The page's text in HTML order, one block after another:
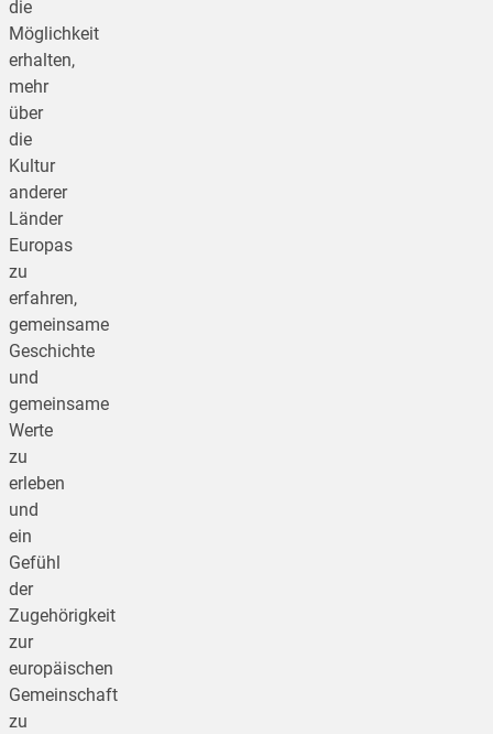
die
Möglichkeit
erhalten,
mehr
über
die
Kultur
anderer
Länder
Europas
zu
erfahren,
gemeinsame
Geschichte
und
gemeinsame
Werte
zu
erleben
und
ein
Gefühl
der
Zugehörigkeit
zur
europäischen
Gemeinschaft
zu